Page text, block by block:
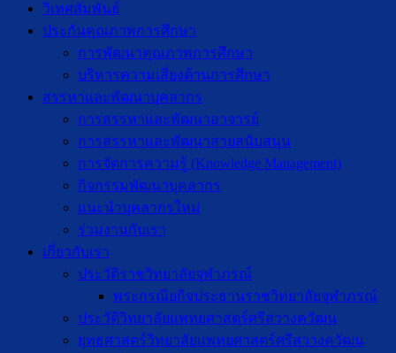
วิเทศสัมพันธ์
ประกันคุณภาพการศึกษา
การพัฒนาคุณภาพการศึกษา
บริหารความเสี่ยงด้านการศึกษา
สรรหาและพัฒนาบุคลากร
การสรรหาและพัฒนาอาจารย์
การสรรหาและพัฒนาสายสนับสนุน
การจัดการความรู้ (Knowledge Management)
กิจกรรมพัฒนาบุคลากร
แนะนำบุคลากรใหม่
ร่วมงานกับเรา
เกี่ยวกับเรา
ประวัติราชวิทยาลัยจุฬาภรณ์
พระกรณียกิจประธานราชวิทยาลัยจุฬาภรณ์
ประวัติวิทยาลัยแพทยศาสตร์ศรีสวางควัฒน
ยุทธศาสตร์วิทยาลัยแพทยศาสตร์ศรีสวางควัฒน